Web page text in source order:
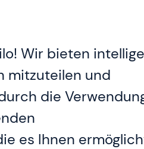
Wir bieten
mitzuteilen und
die
es Ihnen